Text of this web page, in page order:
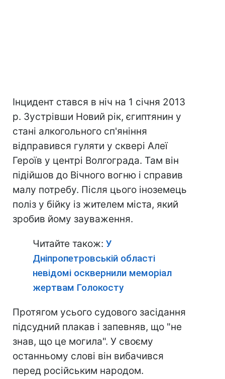
Інцидент стався в ніч на 1 січня 2013
р. Зустрівши Новий рік, єгиптянин у
стані алкогольного сп'яніння
відправився гуляти у сквері Алеї
Героїв у центрі Волгограда. Там він
підійшов до Вічного вогню і справив
малу потребу. Після цього іноземець
поліз у бійку із жителем міста, який
зробив йому зауваження.
Читайте також: У
Дніпропетровській області
невідомі осквернили меморіал
жертвам Голокосту
Протягом усього судового засідання
підсудний плакав і запевняв, що "не
знав, що це могила". У своєму
останньому слові він вибачився
перед російським народом.